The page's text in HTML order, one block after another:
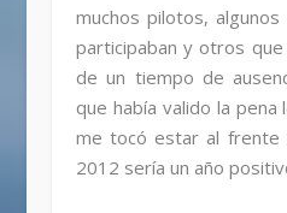
muchos pilotos,
participaban y otros
de un tiempo de
que había valido la
me tocó estar al frente
2012 sería un año